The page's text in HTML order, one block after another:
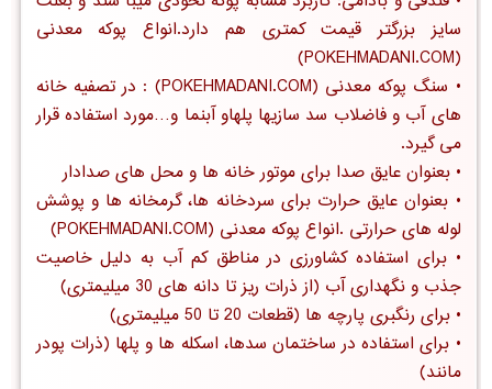
سایز بزرگتر قیمت کمتری هم دارد.انواع پوکه معدنی
(POKEHMADANI.COM)
• سنگ پوکه معدنی
(POKEHMADANI.COM) : در تصفیه خانه
های آب و فاضلاب سد سازیها پلهاو آبنما و…مورد استفاده قرار
می گیرد.
• بعنوانعایق صدا برای موتور خانه ها و محل های صدادار
• بعنوان عایق حرارت برای سردخانه ها، گرمخانه ها و پوشش
لوله های حرارتی .انواع پوکه معدنی (POKEHMADANI.COM)
• برای استفادهکشاورزی در مناطق کم آب به دلیل خاصیت
جذب و نگهداری آب (از ذرات ریز تا دانه های 30 میلیمتری)
• برای رنگبری پارچه ها (قطعات 20 تا 50 میلیمتری)
• برای استفاده در ساختمان سدها، اسکله ها و پلها (ذرات پودر
مانند)